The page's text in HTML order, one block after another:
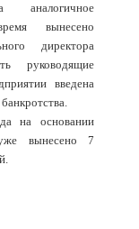
аналогичное
вынесено
директора
руководящие
введена
на основании
уже вынесено 7